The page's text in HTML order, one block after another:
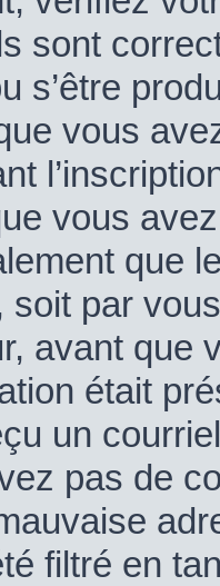
sont
s’être
vous
vous
que
soit par
avant que
était
un
pas de
filtré en